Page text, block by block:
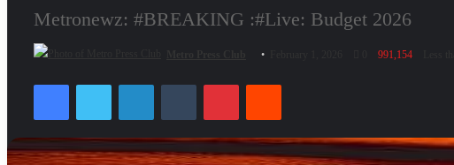
Metronewz: #BREAKING :#Live: Budget 2026
991,154
FacebookTwitterLinkedInTumblrPinterestReddit